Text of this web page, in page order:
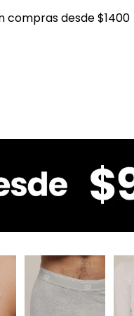
compras desde $1400
compras desde $1400